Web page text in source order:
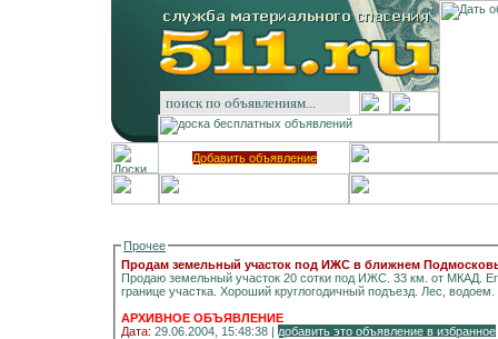
Добавить объявление
Прочее
Продам земельный участок под ИЖС в ближнем
Продаю земельный участок 20 сотки под ИЖС. 33 км. от МКАД. Егорьевское
АРХИВНОЕ ОБЪЯВЛЕНИЕ
Дата: 29.06.2004, 15:48:38 | добавить это объявление в избранное